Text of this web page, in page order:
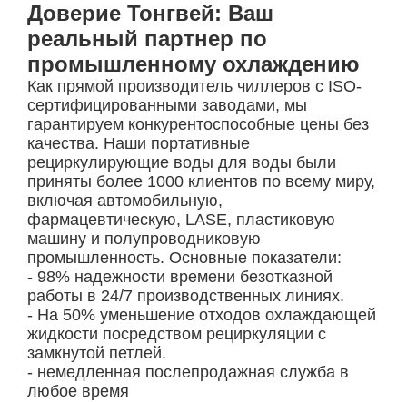
Доверие Тонгвей: Ваш
реальный партнер по
промышленному охлаждению
Как прямой производитель чиллеров с ISO-
сертифицированными заводами, мы
гарантируем конкурентоспособные цены без
качества. Наши портативные
рециркулирующие воды для воды были
приняты более 1000 клиентов по всему миру,
включая автомобильную,
фармацевтическую, LASE, пластиковую
машину и полупроводниковую
промышленность. Основные показатели:
- 98% надежности времени безотказной
работы в 24/7 производственных линиях.
- На 50% уменьшение отходов охлаждающей
жидкости посредством рециркуляции с
замкнутой петлей.
- немедленная послепродажная служба в
любое время